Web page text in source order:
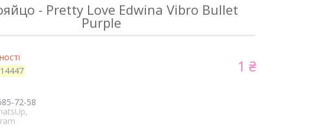
- Pretty Love Edwina Vibro Bullet
Purple
1 ₴
72-58